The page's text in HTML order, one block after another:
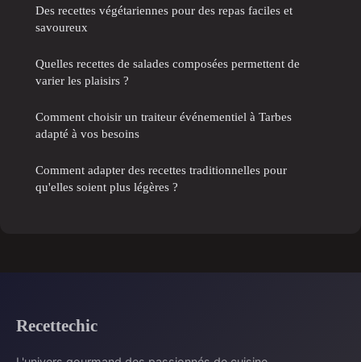
Des recettes végétariennes pour des repas faciles et
savoureux
Quelles recettes de salades composées permettent de
varier les plaisirs ?
Comment choisir un traiteur événementiel à Tarbes
adapté à vos besoins
Comment adapter des recettes traditionnelles pour
qu'elles soient plus légères ?
Recettechic